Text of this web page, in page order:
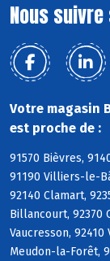
Nous
Votre magasin
est proche de :
91570 Bièvres,
91190 Villiers-le-
92140 Clamart,
Billancourt, 92370
Vaucresson,
Meudon-la-Forêt,